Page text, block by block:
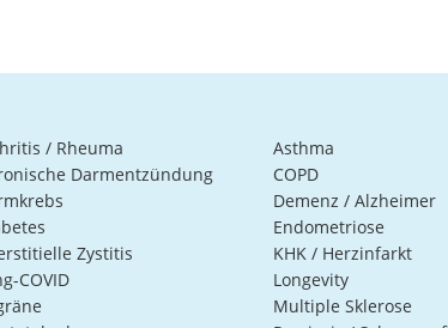
/ Rheuma
Asthma
Darmentzündung
COPD
Demenz / Alzheimer
Endometriose
Zystitis
KHK / Herzinfarkt
COVID
Longevity
Multiple Sklerose